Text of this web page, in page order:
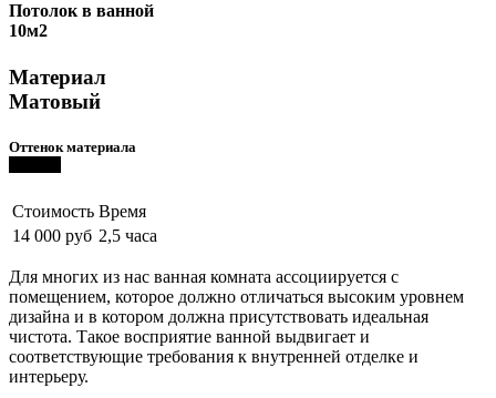
Потолок в ванной
10м2
Материал
Матовый
Оттенок материала
Стоимость Время
14 000 руб 2,5 часа
Для многих из нас ванная комната ассоциируется с
помещением, которое должно отличаться высоким уровнем
дизайна и в котором должна присутствовать идеальная
чистота. Такое восприятие ванной выдвигает и
соответствующие требования к внутренней отделке и
интерьеру.